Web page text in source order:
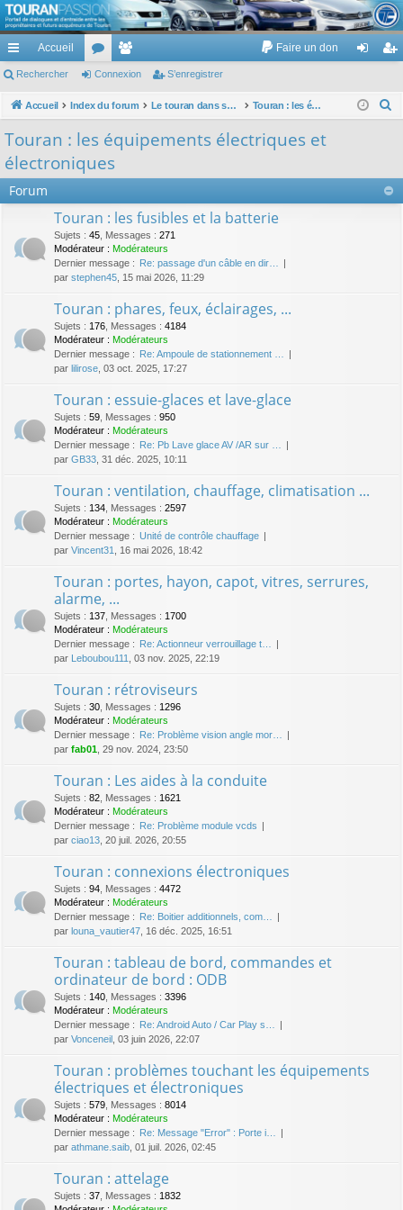
TouranPassion
Le forum des propriétaires ou futurs acquéreurs du Volkswagen Touran
cc
ès
pi
Accueil
or
u
e
m
Faire un don
ne nr
Rechercher Connexion S’enregistrer
Accueil Index du forum Le touran dans ses versions I (V1 V2 V3) et II ... Touran : les équipements électriques et électroniques
r
Touran : les équipements électriques et
électroniques
Forum
Touran : les fusibles et la batterie
Sujets : 45 Messages : 271
Modérateur : Modérateurs
Dernier message : Re: passage d'un câble en dir…
par stephen45 , 15 mai 2026, 11:29
Touran : phares, feux, éclairages, ...
Sujets : 176 Messages : 4184
Modérateur : Modérateurs
Dernier message : Re: Ampoule de stationnement …
par lilirose , 03 oct. 2025, 17:27
Touran : essuie-glaces et lave-glace
Sujets : 59 Messages : 950
Modérateur : Modérateurs
Dernier message : Re: Pb Lave glace AV /AR sur …
par GB33 , 31 déc. 2025, 10:11
Touran : ventilation, chauffage, climatisation ...
Sujets : 134 Messages : 2597
Modérateur : Modérateurs
Dernier message : Unité de contrôle chauffage
par Vincent31 , 16 mai 2026, 18:42
Touran : portes, hayon, capot, vitres, serrures,
alarme, ...
Sujets : 137 Messages : 1700
Modérateur : Modérateurs
Dernier message : Re: Actionneur verrouillage t…
par Leboubou111 , 03 nov. 2025, 22:19
Touran : rétroviseurs
Sujets : 30 Messages : 1296
Modérateur : Modérateurs
Dernier message : Re: Problème vision angle mor…
par fab01 , 29 nov. 2024, 23:50
Touran : Les aides à la conduite
Sujets : 82 Messages : 1621
Modérateur : Modérateurs
Dernier message : Re: Problème module vcds
par ciao13 , 20 juil. 2026, 20:55
Touran : connexions électroniques
Sujets : 94 Messages : 4472
Modérateur : Modérateurs
Dernier message : Re: Boitier additionnels, com…
par louna_vautier47 , 16 déc. 2025, 16:51
Touran : tableau de bord, commandes et
ordinateur de bord : ODB
Sujets : 140 Messages : 3396
Modérateur : Modérateurs
Dernier message : Re: Android Auto / Car Play s…
par Vonceneil , 03 juin 2026, 22:07
Touran : problèmes touchant les équipements
électriques et électroniques
Sujets : 579 Messages : 8014
Modérateur : Modérateurs
Dernier message : Re: Message "Error" : Porte i…
par athmane.saib , 01 juil. 2026, 02:45
Touran : attelage
Sujets : 37 Messages : 1832